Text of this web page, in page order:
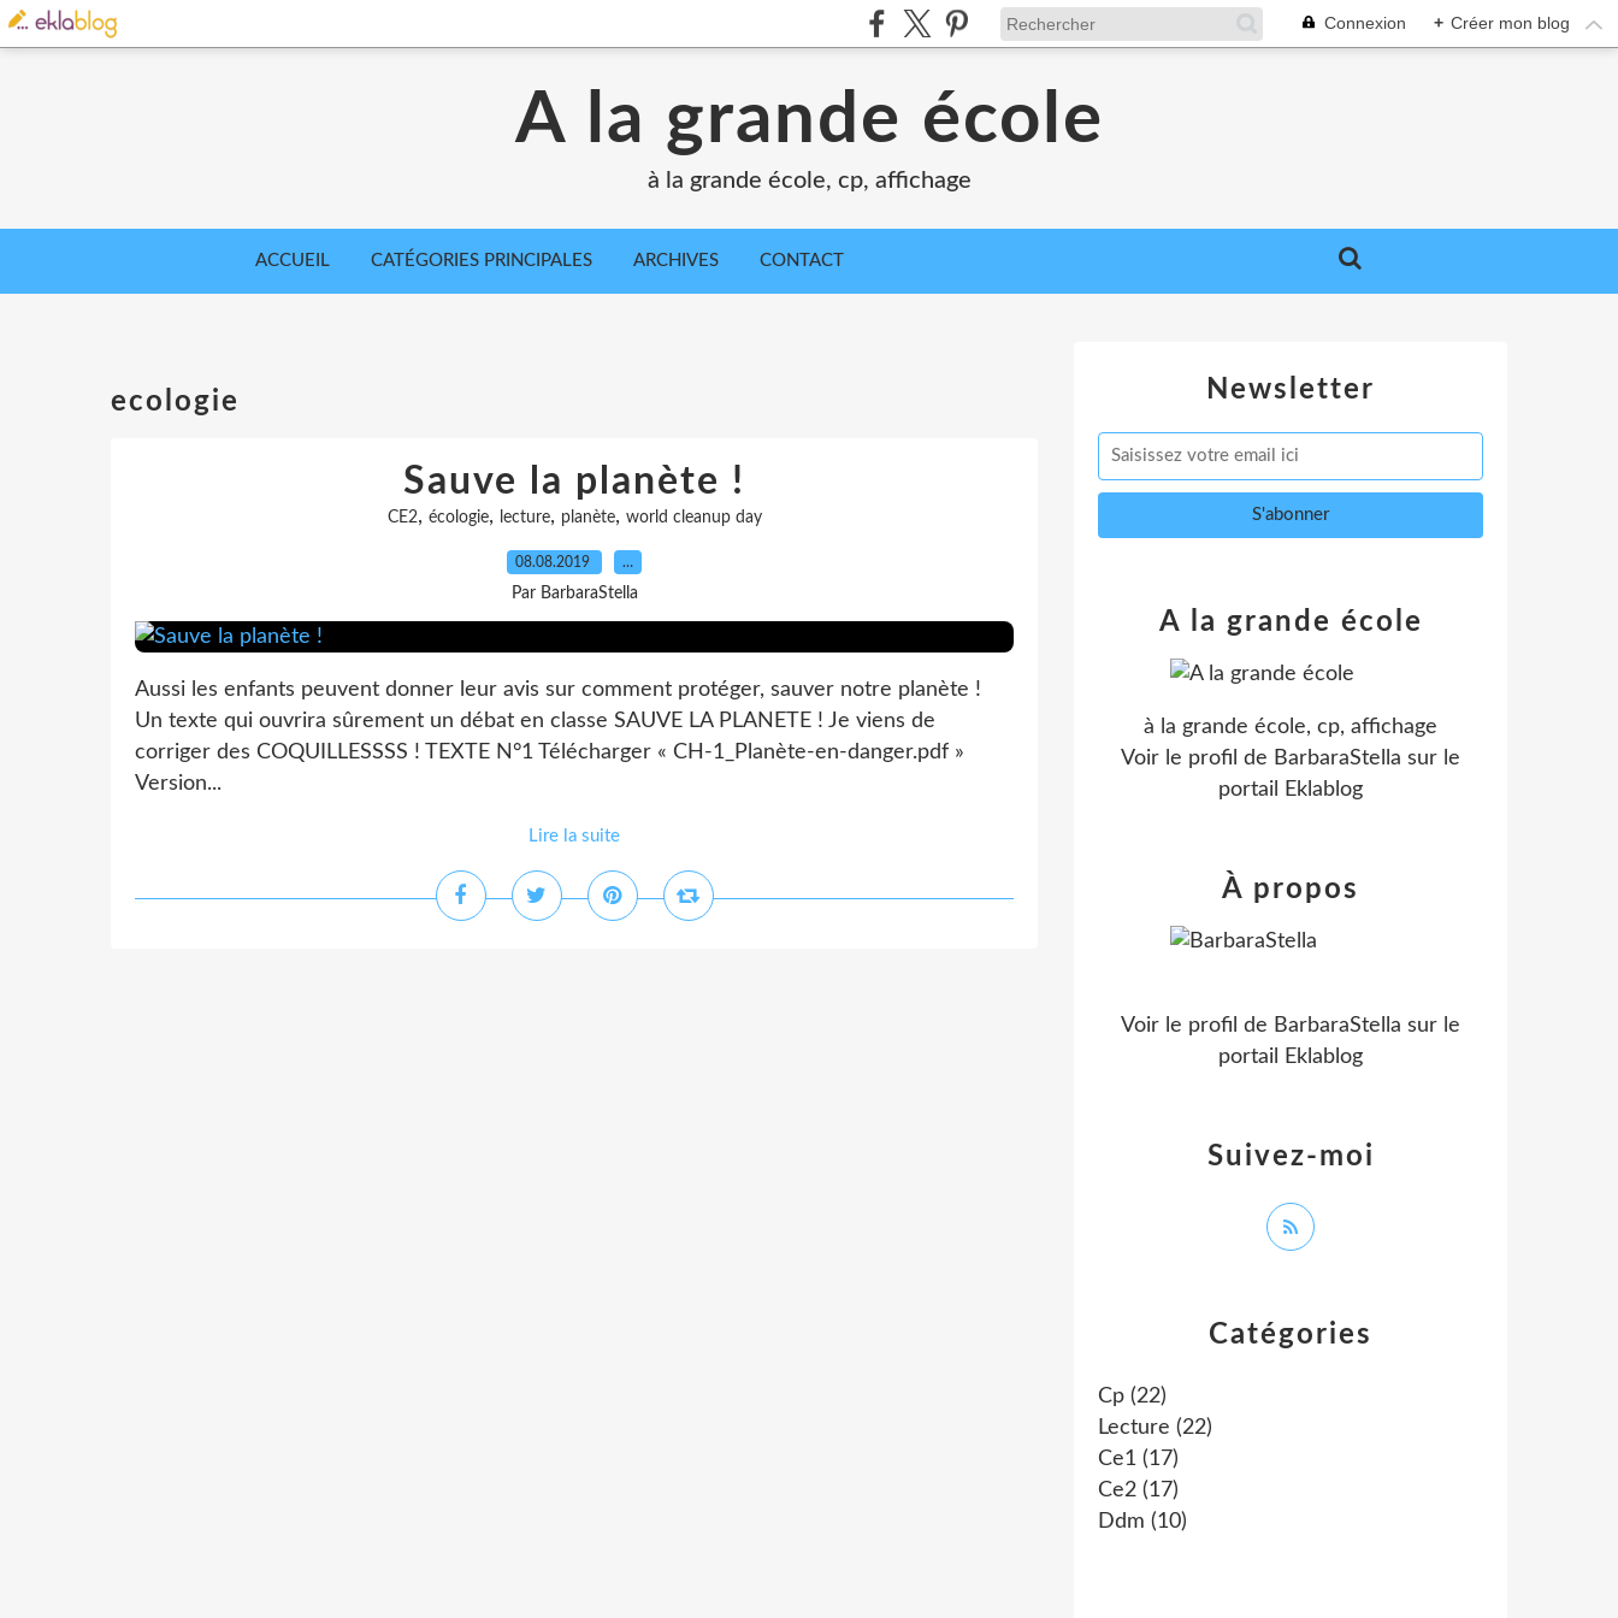
Connexion + Créer mon blog
A la grande école
à la grande école, cp, affichage
ACCUEIL CATÉGORIES PRINCIPALES ARCHIVES CONTACT
ecologie
Sauve la planète !
CE2, écologie, lecture, planète, world cleanup day
08.08.2019 …
Par BarbaraStella
Aussi les enfants peuvent donner leur avis sur comment protéger, sauver notre planète !
Un texte qui ouvrira sûrement un débat en classe SAUVE LA PLANETE ! Je viens de
corriger des COQUILLESSSS ! TEXTE N°1 Télécharger « CH-1_Planète-en-danger.pdf »
Version...
Lire la suite
Newsletter
Catégories
Cp (22)
Lecture (22)
Ce1 (17)
Ce2 (17)
Ddm (10)
A la grande école
à la grande école, cp, affichage
Voir le profil de BarbaraStella sur le
portail Eklablog
Suivez-moi
À propos
Voir le profil de BarbaraStella sur le
portail Eklablog